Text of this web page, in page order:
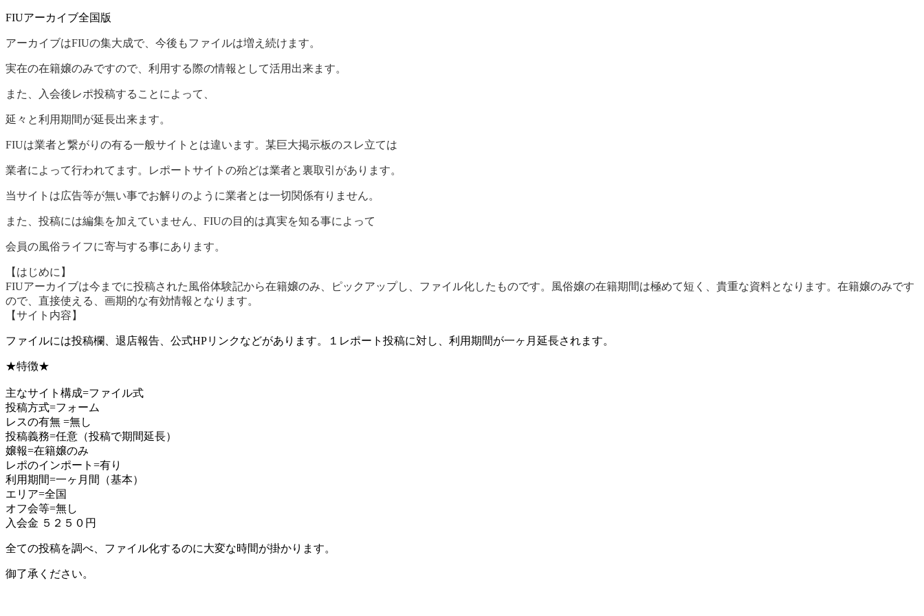
FIUアーカイブ全国版
アーカイブはFIUの集大成で、今後もファイルは増え続けます。
実在の在籍嬢のみですので、利用する際の情報として活用出来ます。
また、入会後レポ投稿することによって、
延々と利用期間が延長出来ます。
FIUは業者と繋がりの有る一般サイトとは違います。某巨大掲示板のスレ立ては
業者によって行われてます。レポートサイトの殆どは業者と裏取引があります。
当サイトは広告等が無い事でお解りのように業者とは一切関係有りません。
また、投稿には編集を加えていません、FIUの目的は真実を知る事によって
会員の風俗ライフに寄与する事にあります。
【はじめに】
FIUアーカイブは今までに投稿された風俗体験記から在籍嬢のみ、ピックアップし、ファイル化したものです。風俗嬢の在籍期間は極めて短く、貴重な資料となります。在籍嬢のみです
ので、直接使える、画期的な有効情報となります。
【サイト内容】
ファイルには投稿欄、退店報告、公式HPリンクなどがあります。１レポート投稿に対し、利用期間が一ヶ月延長されます。
★特徴★
主なサイト構成=ファイル式
投稿方式=フォーム
レスの有無 =無し
投稿義務=任意（投稿で期間延長）
嬢報=在籍嬢のみ
レポのインポート=有り
利用期間=一ヶ月間（基本）
エリア=全国
オフ会等=無し
入会金 ５２５０円
全ての投稿を調べ、ファイル化するのに大変な時間が掛かります。
御了承ください。